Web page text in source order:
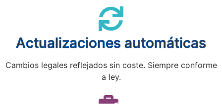
Actualizaciones automáticas
Cambios legales reflejados sin coste. Siempre conforme
a ley.